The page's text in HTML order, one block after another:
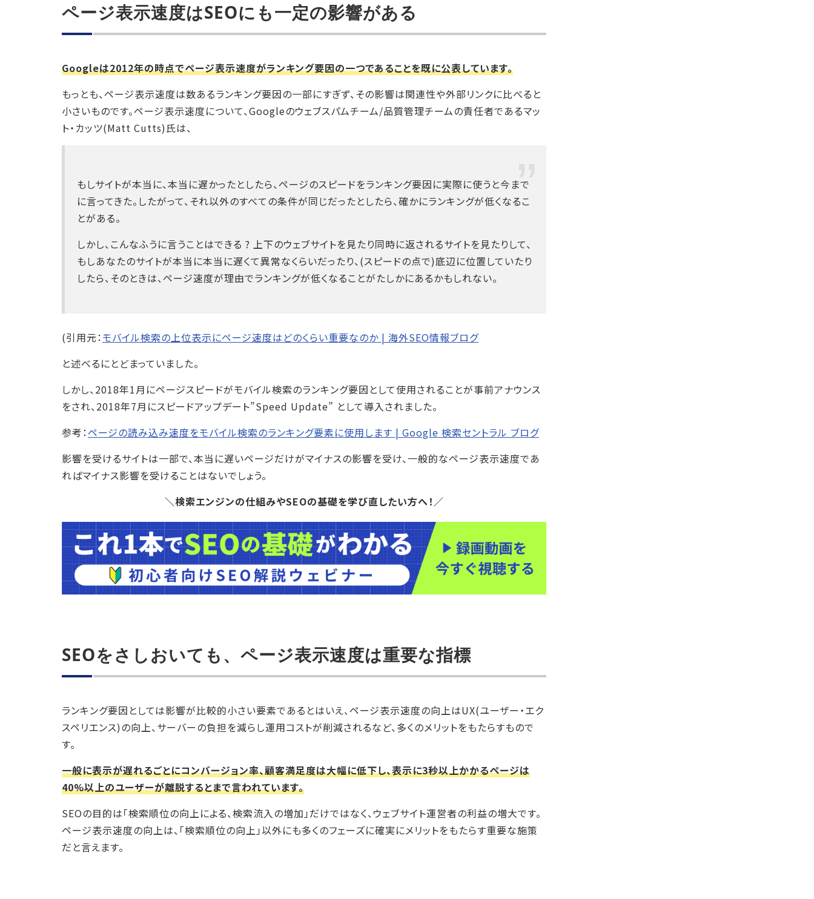
ページ表示速度はSEOにも一定の影響がある
Googleは2012年の時点でページ表示速度がランキング要因の一つであることを既に公表しています。
もっとも、ページ表示速度は数あるランキング要因の一部にすぎず、その影響は関連性や外部リンクに比べると
小さいものです。ページ表示速度について、Googleのウェブスパムチーム/品質管理チームの責任者であるマッ
ト・カッツ(Matt Cutts)氏は、
もしサイトが本当に、本当に遅かったとしたら、ページのスピードをランキング要因に実際に使うと今まで
に言ってきた。したがって、それ以外のすべての条件が同じだったとしたら、確かにランキングが低くなるこ
とがある。
しかし、こんなふうに言うことはできる ? 上下のウェブサイトを見たり同時に返されるサイトを見たりして、
もしあなたのサイトが本当に本当に遅くて異常なくらいだったり、(スピードの点で)底辺に位置していたり
したら、そのときは、ページ速度が理由でランキングが低くなることがたしかにあるかもしれない。
(引用元：モバイル検索の上位表示にページ速度はどのくらい重要なのか | 海外SEO情報ブログ
と述べるにとどまっていました。
しかし、2018年1月にページスピードがモバイル検索のランキング要因として使用されることが事前アナウンス
をされ、2018年7月にスピードアップデート”Speed Update” として導入されました。
参考：ページの読み込み速度をモバイル検索のランキング要素に使用します | Google 検索セントラル ブログ
影響を受けるサイトは一部で、本当に遅いページだけがマイナスの影響を受け、一般的なページ表示速度であ
ればマイナス影響を受けることはないでしょう。
＼検索エンジンの仕組みやSEOの基礎を学び直したい方へ！／
SEOをさしおいても、ページ表示速度は重要な指標
ランキング要因としては影響が比較的小さい要素であるとはいえ、ページ表示速度の向上はUX(ユーザー・エク
スペリエンス)の向上、サーバーの負担を減らし運用コストが削減されるなど、多くのメリットをもたらすもので
す。
一般に表示が遅れるごとにコンバージョン率、顧客満足度は大幅に低下し、表示に3秒以上かかるページは
40%以上のユーザーが離脱するとまで言われています。
SEOの目的は「検索順位の向上による、検索流入の増加」だけではなく、ウェブサイト運営者の利益の増大です。
ページ表示速度の向上は、「検索順位の向上」以外にも多くのフェーズに確実にメリットをもたらす重要な施策
だと言えます。